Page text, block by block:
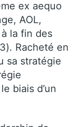
ex aequo
AOL,
la fin des
Racheté en
sa stratégie
biais d’un